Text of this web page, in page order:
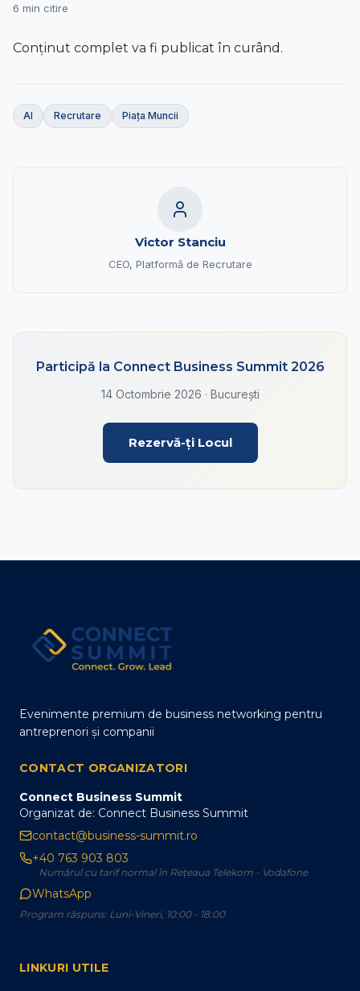
6 min citire
Conținut complet va fi publicat în curând.
AI Recrutare Piața Muncii
Victor Stanciu
CEO, Platformă de Recrutare
Participă la Connect Business Summit 2026
14 Octombrie 2026 · București
Rezervă-ți Locul
Evenimente premium de business networking pentru
antreprenori și companii
CONTACT ORGANIZATORI
Connect Business Summit
Organizat de: Connect Business Summit
contact@business-summit.ro
+40 763 903 803
Numărul cu tarif normal în Rețeaua Telekom - Vodafone
WhatsApp
Program răspuns: Luni-Vineri, 10:00 - 18:00
LINKURI UTILE